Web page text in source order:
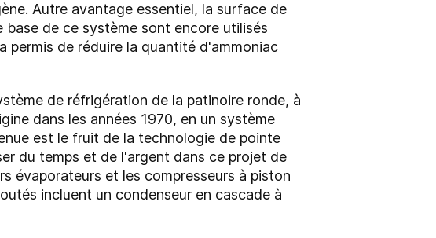
Autre avantage essentiel, la surface de
base de ce système sont encore utilisés
permis de réduire la quantité d'ammoniac
de réfrigération de la patinoire ronde, à
dans les années 1970, en un système
est le fruit de la technologie de pointe
du temps et de l'argent dans ce projet de
évaporateurs et les compresseurs à piston
incluent un condenseur en cascade à